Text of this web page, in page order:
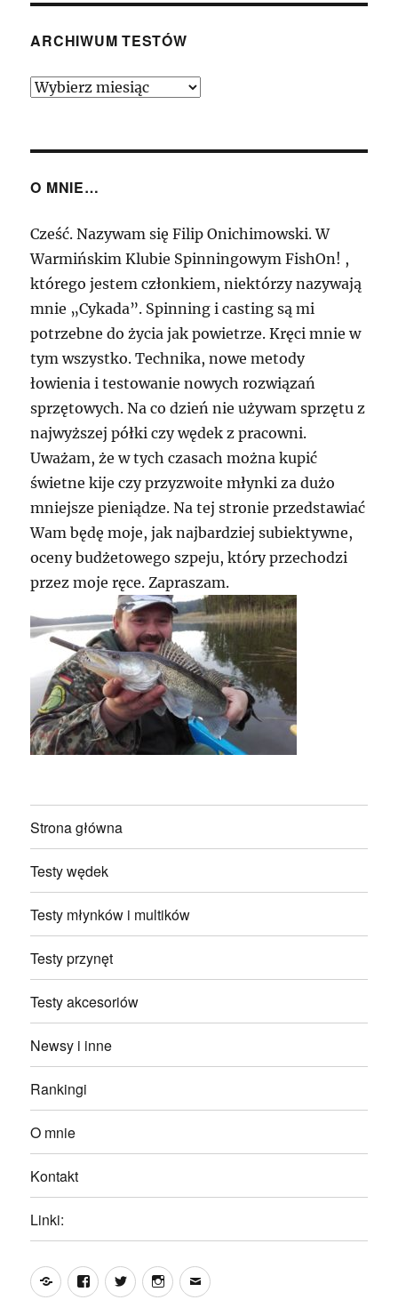
ARCHIWUM TESTÓW
Archiwum
O MNIE…
Cześć. Nazywam się Filip Onichimowski. W
Warmińskim Klubie Spinningowym FishOn! ,
którego jestem członkiem, niektórzy nazywają
mnie „Cykada”. Spinning i casting są mi
potrzebne do życia jak powietrze. Kręci mnie w
tym wszystko. Technika, nowe metody
łowienia i testowanie nowych rozwiązań
sprzętowych. Na co dzień nie używam sprzętu z
najwyższej półki czy wędek z pracowni.
Uważam, że w tych czasach można kupić
świetne kije czy przyzwoite młynki za dużo
mniejsze pieniądze. Na tej stronie przedstawiać
Wam będę moje, jak najbardziej subiektywne,
oceny budżetowego szpeju, który przechodzi
przez moje ręce. Zapraszam.
Strona główna
Testy wędek
Testy młynków i multików
Testy przynęt
Testy akcesoriów
Newsy i inne
Rankingi
O mnie
Kontakt
Linki:
Yelp Facebook
TwitterInstagram
Email